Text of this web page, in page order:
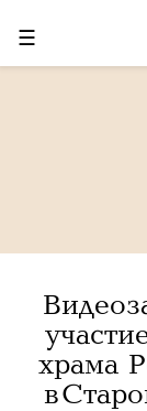
☰
храма
в